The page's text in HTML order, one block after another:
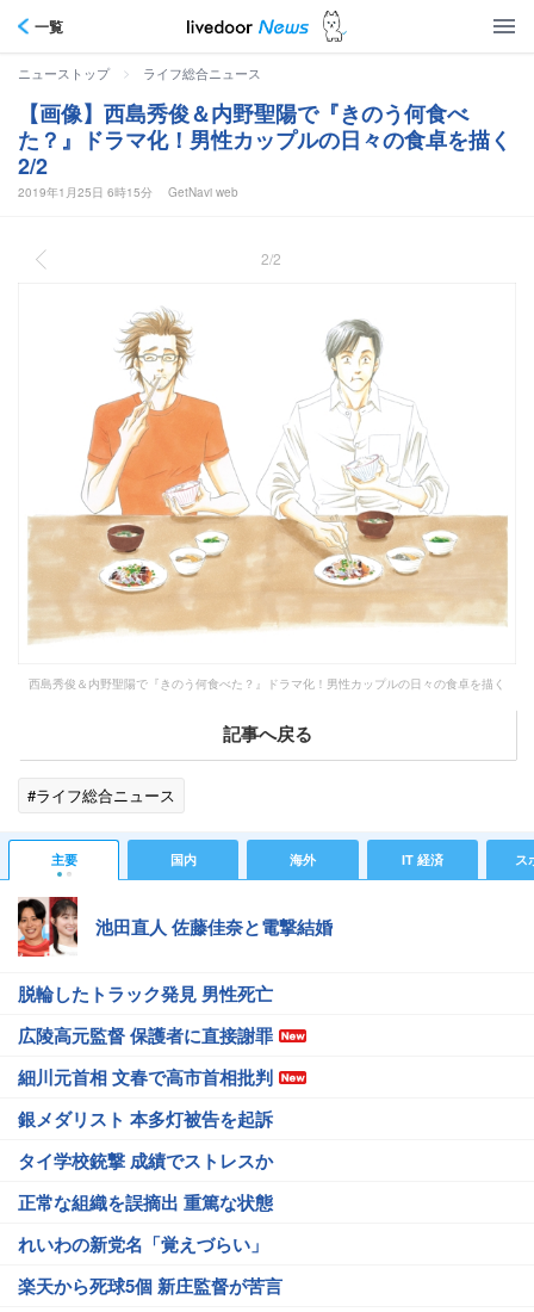
一覧
ニューストップ > ライフ総合ニュース
【画像】西島秀俊＆内野聖陽で『きのう何食べ
た？』ドラマ化！男性カップルの日々の食卓を描く
2/2
2019年1月25日 6時15分 GetNavi web
2/2
西島秀俊＆内野聖陽で『きのう何食べた？』ドラマ化！男性カップルの日々の食卓を描く
記事へ戻る
#ライフ総合ニュース
主要 国内 海外 IT 経済 ス
池田直人 佐藤佳奈と電撃結婚
脱輪したトラック発見 男性死亡
広陵高元監督 保護者に直接謝罪
細川元首相 文春で高市首相批判
銀メダリスト 本多灯被告を起訴
タイ学校銃撃 成績でストレスか
正常な組織を誤摘出 重篤な状態
れいわの新党名「覚えづらい」
楽天から死球5個 新庄監督が苦言